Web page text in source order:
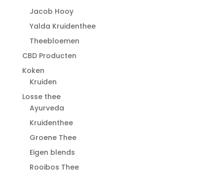
Jacob Hooy
Yalda Kruidenthee
Theebloemen
CBD Producten
Koken
Kruiden
Losse thee
Ayurveda
Kruidenthee
Groene Thee
Eigen blends
Rooibos Thee